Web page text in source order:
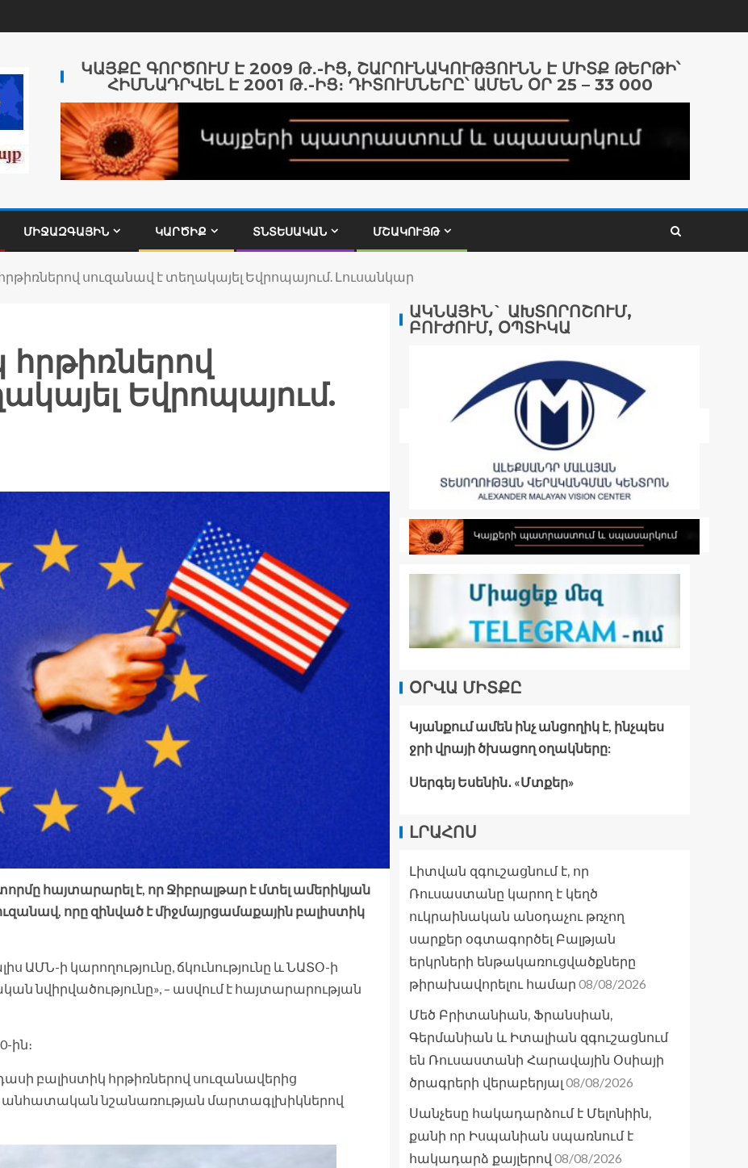
ԿԱՅՔԸ ԳՈՐԾՈՒՄ Է 2009 Թ․-ԻՑ, ՇԱՐՈՒՆԱԿՈՒԹՅՈՒՆՆ Է ՄԻՏՔ ԹԵՐԹԻ՝
ՀԻՄՆԱԴՐՎԵԼ Է 2001 Թ․-ԻՑ։ ԴԻՏՈՒՄՆԵՐԸ՝ ԱՄԵՆ ՕՐ 25 – 33 000
ՄԻՋԱԶԳԱՅԻՆ ԿԱՐԾԻՔ ՏՆՏԵՍԱԿԱՆ ՄՇԱԿՈՒՅԹ
սուզանավ է տեղակայել Եվրոպայում. Լուսանկար
Եվրոպայում.
հայտարարել է, որ Ջիբրալթար է մտել ամերիկյան
որը զինված է միջմայրցամաքային բալիստիկ
ԱՄՆ-ի կարողությունը, ճկունությունը և ՆԱՏՕ-ի
նվիրվածությունը», – ասվում է հայտարարության
ին։
բալիստիկ հրթիռներով սուզանավերից
անհատական նշանառության մարտագլխիկներով
ԱԿՆԱՅԻՆ` ԱԽՏՈՐՈՇՈՒՄ,
ԲՈՒԺՈՒՄ, ՕՊՏԻԿԱ
ՕՐՎԱ ՄԻՏՔԸ
Կյանքում ամեն ինչ անցողիկ է, ինչպես
ջրի վրայի ծխացող օղակները:
Սերգեյ Եսենին․ «Մտքեր»
ԼՐԱՀՈՍ
Լիտվան զգուշացնում է, որ
Ռուսաստանը կարող է կեղծ
ուկրաինական անօդաչու թռչող
սարքեր օգտագործել Բալթյան
երկրների ենթակառուցվածքները
թիրախավորելու համար 08/08/2026
Մեծ Բրիտանիան, Ֆրանսիան,
Գերմանիան և Իտալիան զգուշացնում
են Ռուսաստանի Հարավային Օսիայի
ծրագրերի վերաբերյալ 08/08/2026
Սանչեսը հակադարձում է Մելոնիին,
քանի որ Իսպանիան սպառնում է
հակադարձ քայլերով 08/08/2026